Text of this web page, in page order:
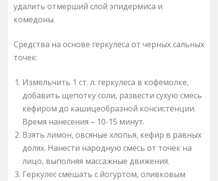
удалить отмерший слой эпидермиса и
комедоны.
Средства на основе геркулеса от черных сальных
точек:
Измельчить 1 ст. л. геркулеса в кофемолке,
добавить щепотку соли, развести сухую смесь
кефиром до кашицеобразной консистенции.
Время нанесения – 10-15 минут.
Взять лимон, овсяные хлопья, кефир в равных
долях. Нанести народную смесь от точек на
лицо, выполняя массажные движения.
Геркулес смешать с йогуртом, оливковым